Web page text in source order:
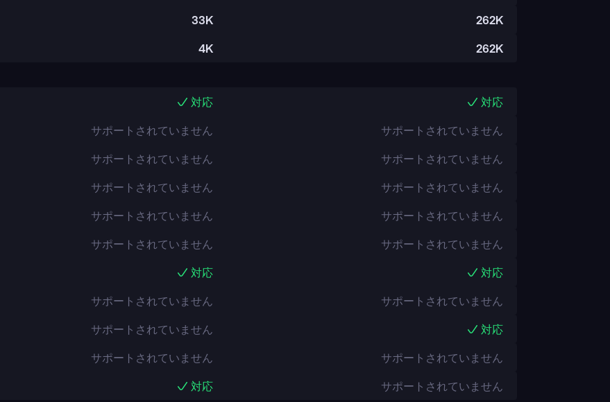
33K
262K
4K 262K
対応
対応
サポートされていません
サポートされていません
サポートされていません
サポートされていません
サポートされていません
サポートされていません
サポートされていません
サポートされていません
サポートされていません
サポートされていません
対応
対応
サポートされていません
サポートされていません
サポートされていません
対応
サポートされていません
サポートされていません
対応 サポートされていません